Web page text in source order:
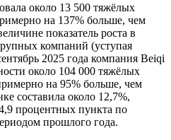
около 13 500 тяжёлых
на 137% больше, чем
показатель роста в
компаний (уступая
2025 года компания Beiqi
около 104 000 тяжёлых
на 95% больше, чем
составила около 12,7%,
процентных пункта по
прошлого года.